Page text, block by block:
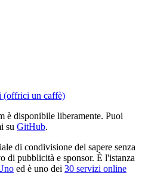
(offrici un caffè)
è disponibile liberamente. Puoi
su GitHub.
di condivisione del sapere senza
di pubblicità e sponsor. È l'istanza
ed è uno dei 30 servizi online